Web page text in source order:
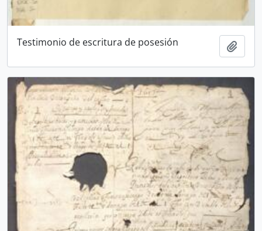
Testimonio de escritura de posesión